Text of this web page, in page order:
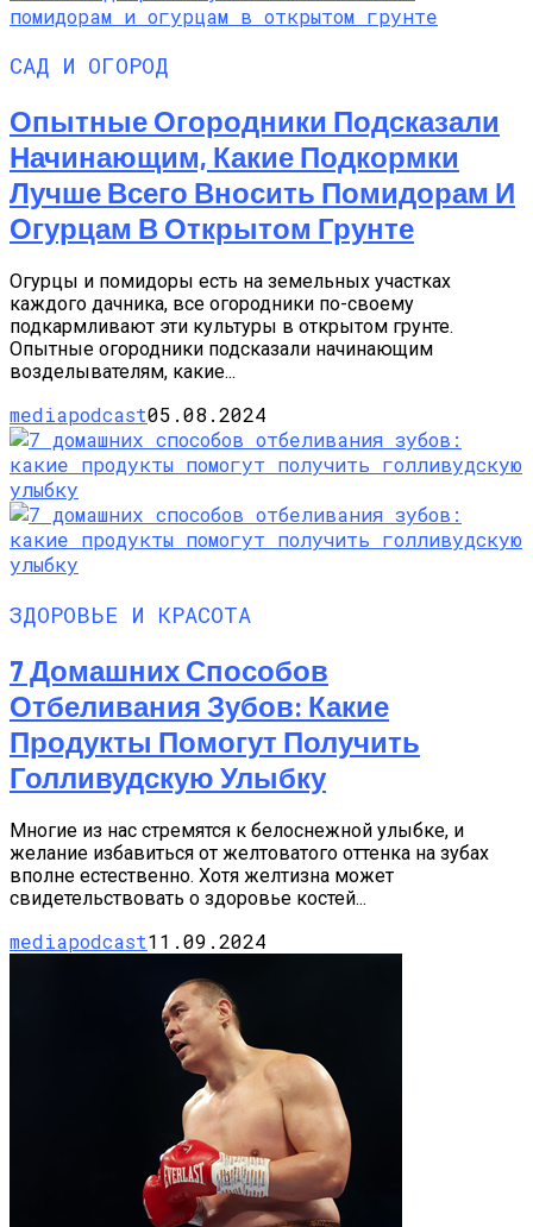
САД И ОГОРОД
Опытные Огородники Подсказали
Начинающим, Какие Подкормки
Лучше Всего Вносить Помидорам И
Огурцам В Открытом Грунте
Огурцы и помидоры есть на земельных участках
каждого дачника, все огородники по-своему
подкармливают эти культуры в открытом грунте.
Опытные огородники подсказали начинающим
возделывателям, какие...
mediapodcast05.08.2024
ЗДОРОВЬЕ И КРАСОТА
7 Домашних Способов
Отбеливания Зубов: Какие
Продукты Помогут Получить
Голливудскую Улыбку
Многие из нас стремятся к белоснежной улыбке, и
желание избавиться от желтоватого оттенка на зубах
вполне естественно. Хотя желтизна может
свидетельствовать о здоровье костей...
mediapodcast11.09.2024